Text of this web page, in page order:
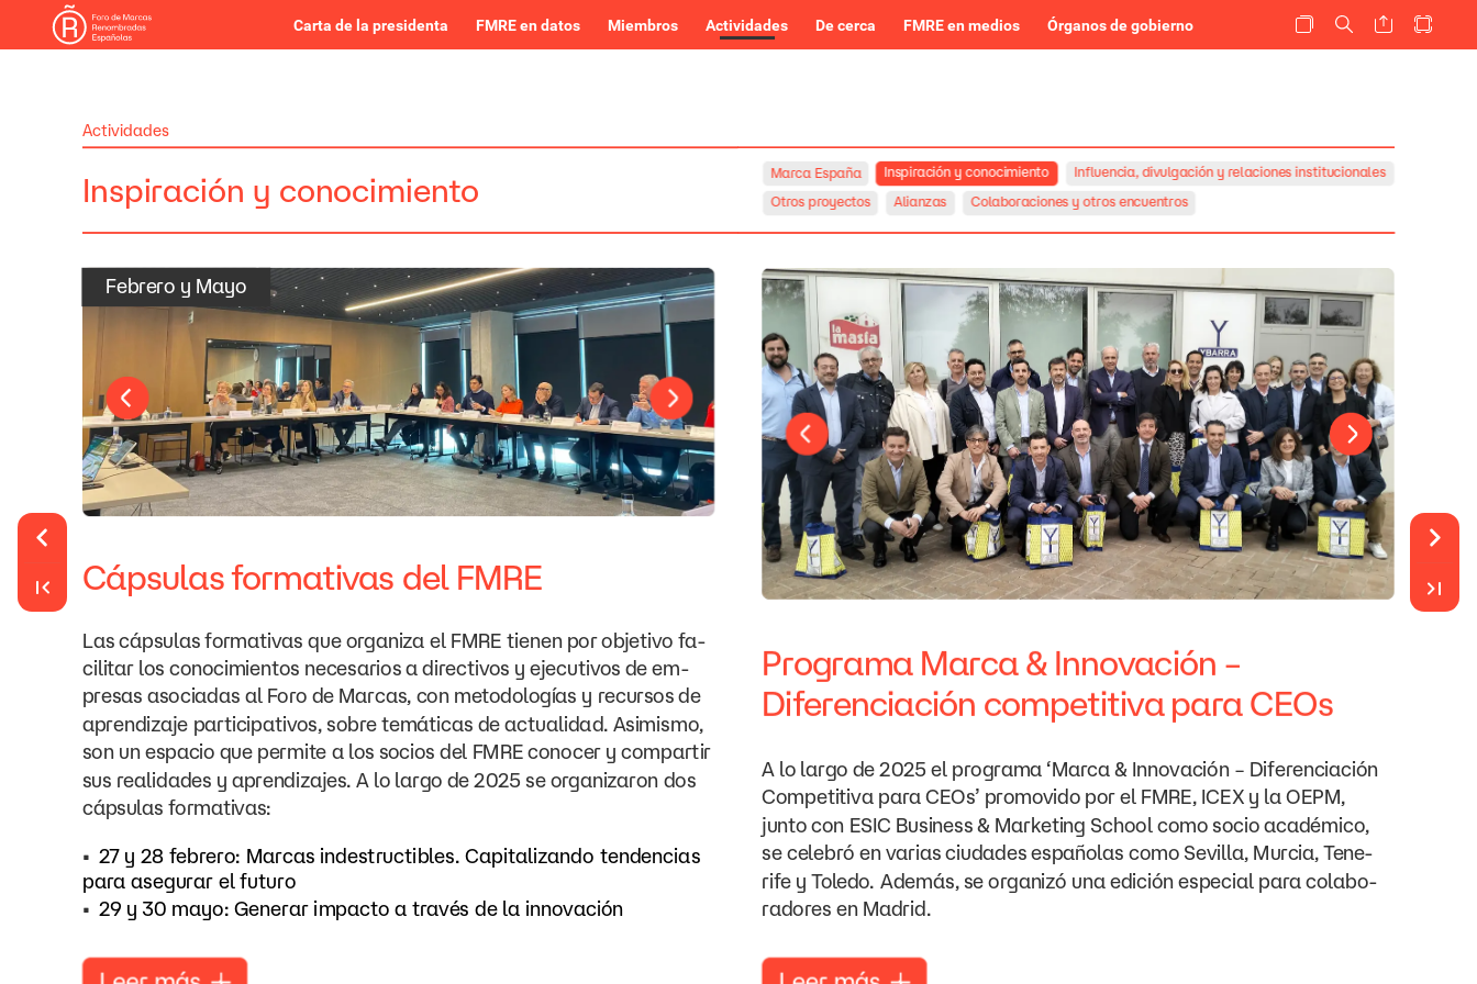
Carta de la presidenta FMRE en datos Miembros Actividades De cerca FMRE en medios Órganos de gobierno
Actividades
Inspiración y conocimiento
Cápsulasformativas del FMRE
Lascápsulas formativas que organiza el FMRE tienen porobjetivo fa-
cilitar los conocimientos necesarios adirectivos y ejecutivos deem-
presas asociadas al Foro de Marcas, con metodologías y recursos de
aprendizaje participativos, sobre temáticas deactualidad. Asimismo,
son un espacio que permite a los socios del FMREconocer y compartir
sus realidades y aprendizajes. A lo largo de2025 se organizaron dos
cápsulas formativas:
• 27 y 28 febrero: Marcas indestructibles. Capitalizando tendencias
para asegurar el futuro
• 29 y 30 mayo: Generar impacto a través de la innovación
Febrero y Mayo
Programa Marca & Innovación –
Diferenciación competitiva para CEOs
A lo largo de 2025 el programa ‘Marca & Innovación – Diferenciación
Competitiva para CEOs’ promovido por el FMRE, ICEX y la OEPM,
junto con ESIC Business& Marketing School como socio académico,
se celebró en varias ciudadesespañolas como Sevilla, Murcia, Tene-
rife y Toledo. Además, se organizó una ediciónespecial para colabo-
radores en Madrid.
Marca España
Otros proyectos Alianzas Colaboraciones y otros encuentros
Inspiración y conocimiento Influencia, divulgación y relaciones institucionales